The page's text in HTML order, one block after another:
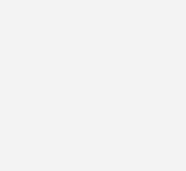
bin ich damit einverstanden, über
Angebote
widerrufen und eine Abmeldung ist
zum Umgang mit Daten finden Sie